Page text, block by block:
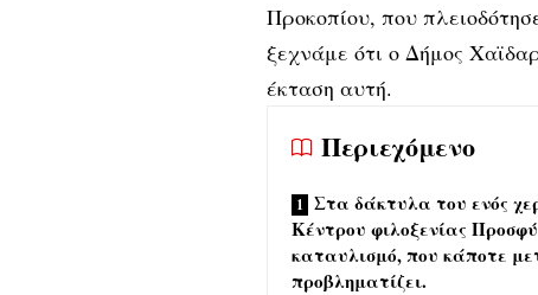
Προκοπίου, που
ξεχνάμε ότι ο Δήμος
έκταση αυτή.
Περιεχόμενο
Στα δάκτυλα του ενός
Κέντρου φιλοξενίας
καταυλισμό, που κάποτε
προβληματίζει.